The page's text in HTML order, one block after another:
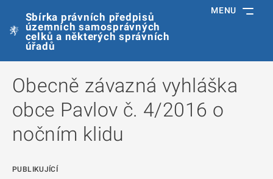
Sbírka právních předpisů
územních samosprávných
celků a některých správních
úřadů
MENU
Obecně závazná vyhláška
obce Pavlov č. 4/2016 o
nočním klidu
PUBLIKUJÍCÍ